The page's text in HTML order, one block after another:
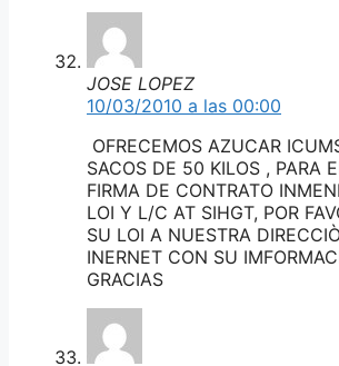
JOSE LOPEZ
10/03/2010 a las 00:00
OFRECEMOS AZUCAR
SACOS DE 50 KILOS , PARA
FIRMA DE CONTRATO
LOI Y L/C AT SIHGT, POR
SU LOI A NUESTRA
INERNET CON SU
GRACIAS